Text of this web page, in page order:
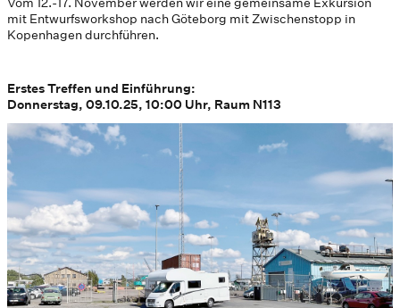
mit Entwurfsworkshop nach Göteborg mit Zwischenstopp in
Kopenhagen durchführen.
Erstes Treffen und Einführung:
Donnerstag, 09.10.25, 10:00 Uhr, Raum N113